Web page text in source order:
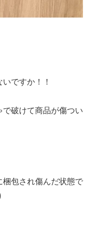
ですか！！
で破けて商品が傷つい
包され傷んだ状態で